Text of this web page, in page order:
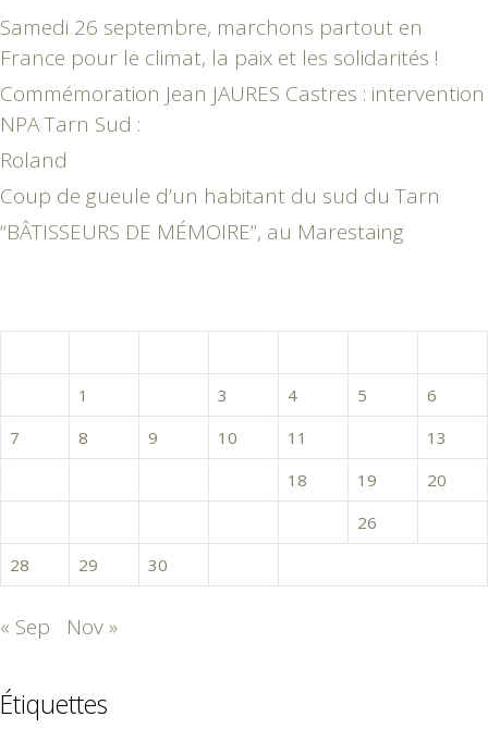
Samedi 26 septembre, marchons partout en
France pour le climat, la paix et les solidarités !
Commémoration Jean JAURES Castres : intervention
NPA Tarn Sud :
Roland
Coup de gueule d’un habitant du sud du Tarn
“BÂTISSEURS DE MÉMOIRE”, au Marestaing
1
3 4 5
6
7
8 9 10 11
13
18 19
20
26
28
29 30
« Sep Nov »
Étiquettes